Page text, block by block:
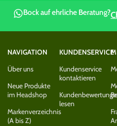
Bock auf ehrliche Beratung?
NAVIGATION
Über uns
Neue Produkte
im Headshop
Markenverzeichnis
(A bis Z)
KUNDENSERVICE
Kundenservice
kontaktieren
lesen